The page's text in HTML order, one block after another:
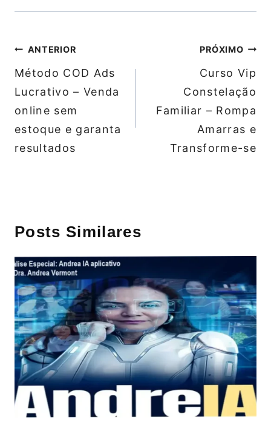
Navegação
de
Post
ANTERIOR
Método COD Ads
Lucrativo – Venda
online sem
estoque e garanta
resultados
PRÓXIMO
Curso Vip
Constelação
Familiar – Rompa
Amarras e
Transforme-se
Posts Similares